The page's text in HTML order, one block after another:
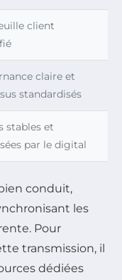
client
claire et
standardisés
stables et
par le digital
conduit,
les
Pour
transmission, il
dédiées